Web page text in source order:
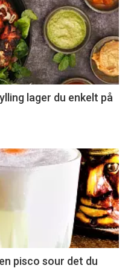
lager du enkelt på
pisco sour det du